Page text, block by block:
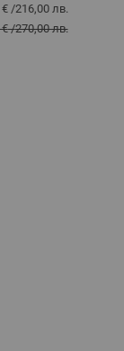
/216,00 лв.
/270,00 лв.